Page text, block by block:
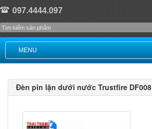
097.4444.097
MENU
Đèn pin lặn dưới nước Trustfire DF008